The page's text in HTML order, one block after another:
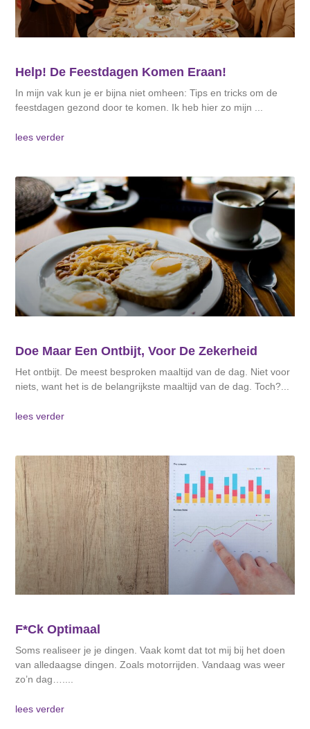
Help! De Feestdagen Komen Eraan!
In mijn vak kun je er bijna niet omheen: Tips en tricks om de
feestdagen gezond door te komen. Ik heb hier zo mijn
lees verder
Doe Maar Een Ontbijt, Voor De Zekerheid
Het ontbijt. De meest besproken maaltijd van de dag. Niet voor
niets, want het is de belangrijkste maaltijd van de dag. Toch?
lees verder
F*ck Optimaal
Soms realiseer je je dingen. Vaak komt dat tot mij bij het doen
van alledaagse dingen. Zoals motorrijden. Vandaag was weer
zo’n dag….
lees verder